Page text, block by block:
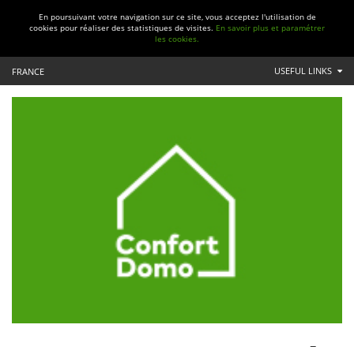
En poursuivant votre navigation sur ce site, vous acceptez l'utilisation de
cookies pour réaliser des statistiques de visites. En savoir plus et paramétrer
les cookies.
FRANCE USEFUL LINKS